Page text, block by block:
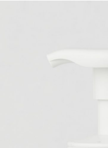
2026年6月号「大銀座 トレ